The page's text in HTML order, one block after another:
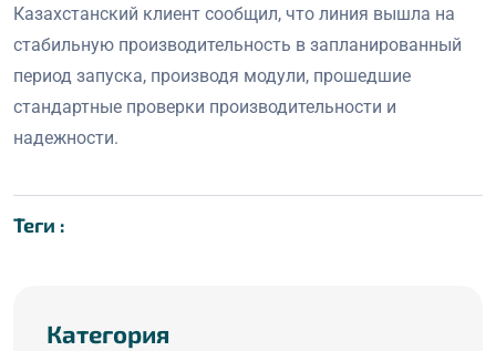
Казахстанский клиент сообщил, что линия вышла на
стабильную производительность в запланированный
период запуска, производя модули, прошедшие
стандартные проверки производительности и
надежности.
Теги :
Категория